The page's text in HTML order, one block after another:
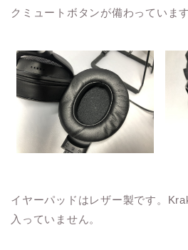
クミュートボタンが備わっています
イヤーパッドはレザー製です。
入っていません。